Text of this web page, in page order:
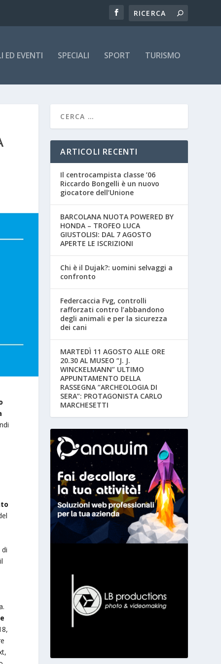
ED EVENTI SPECIALI SPORT TURISMO
ARTICOLI RECENTI
Il centrocampista classe ’06
Riccardo Bongelli è un nuovo
giocatore dell’Unione
BARCOLANA NUOTA POWERED BY
HONDA – TROFEO LUCA
GIUSTOLISI: DAL 7 AGOSTO
APERTE LE ISCRIZIONI
Chi è il Dujak?: uomini selvaggi a
confronto
Federcaccia Fvg, controlli
rafforzati contro l’abbandono
degli animali e per la sicurezza
dei cani
MARTEDÌ 11 AGOSTO ALLE ORE
20.30 AL MUSEO “J. J.
WINCKELMANN” ULTIMO
APPUNTAMENTO DELLA
RASSEGNA “ARCHEOLOGIA DI
SERA”: PROTAGONISTA CARLO
MARCHESETTI